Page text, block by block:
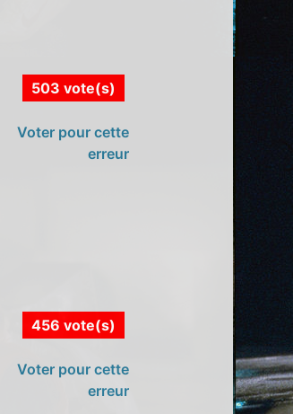
503 vote(s)
Voter pour cette
erreur
456 vote(s)
Voter pour cette
erreur